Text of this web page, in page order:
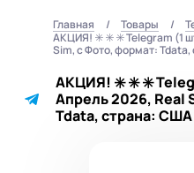
Главная Товары
АКЦИЯ! ✳️ ✳️ ✳️ Telegram (1
Sim, с Фото, формат:
АКЦИЯ! ✳️ ✳️ ✳️
Апрель 2026, Real
Tdata, страна: США